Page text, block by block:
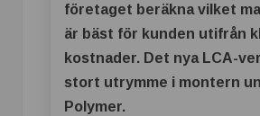
företaget beräkna vilket
är bäst för kunden utifrån
kostnader. Det nya LCA-
stort utrymme i montern
Polymer.